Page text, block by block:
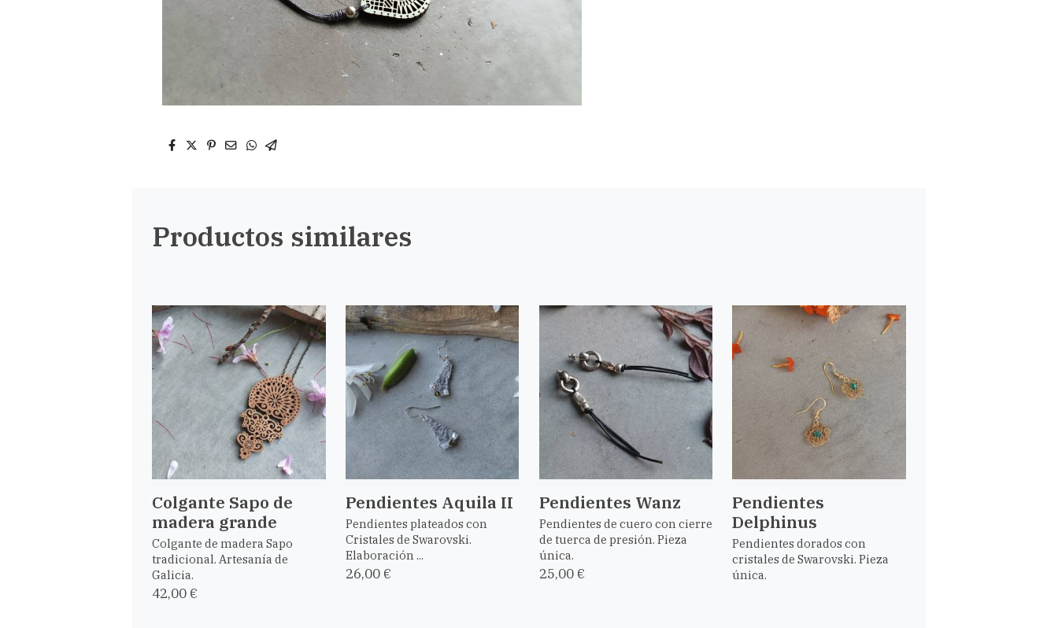
Productos similares
Colgante Sapo de
madera grande
Colgante de madera Sapo
tradicional. Artesanía de
Galicia.
42,00 €
Pendientes Aquila II
Pendientes plateados con
Cristales de Swarovski.
Elaboración ...
26,00 €
Pendientes Wanz
Pendientes de cuero con cierre
de tuerca de presión. Pieza
única.
25,00 €
Pendientes
Delphinus
Pendientes dorados con
cristales de Swarovski. Pieza
única.